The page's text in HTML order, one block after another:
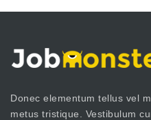
Donec elementum tellus vel
metus tristique. Vestibulum